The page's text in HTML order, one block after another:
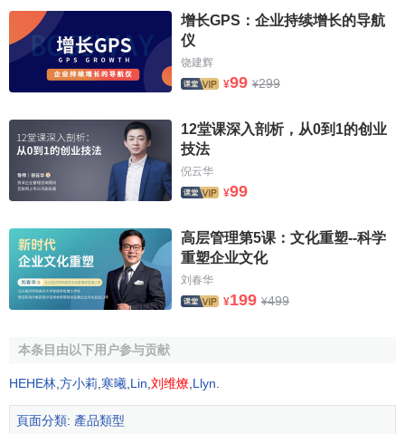
足人的生理需求和生產需要的，是一種最基本的 需求 。社會
生產力越低下，對物質產品的依賴程度也越高， 需求量 也越
大；人的文化素質越低，也就越看重物質產品或物質財富。
[3]
就文化產品而言，主要有物質產品和非物質產品兩大
類。物質產品一般體現在實物上，其特征是可移動、可
的，是消費與製作相分離的。非物質產品一般體現在製作者
果從製作過程來分類，則可分為藝術品、工藝品和工業品。
藝術品是個性化的：指那些不可複製的、單一的、唯一
的、純粹的、稀缺的產品。如戲劇、書畫作品等。它的製作
工藝品是手工化的：指那些主要以手工製作的、產品標
準寬泛、可以複製的產品。如旅游歌舞、雕塑、工藝美術作
品等。它的製作者可以是藝術家工藝師、匠人。
增长GPS：企业持续增长的导航
仪
饶建辉
¥99 ¥299
12堂课深入剖析，从0到1的创业
技法
倪云华
¥99
高层管理第5课：文化重塑--科学
重塑企业文化
刘春华
¥199 ¥499
本条目由以下用户参与贡献
HEHE林 方小莉 寒曦 Lin 刘维燎 Llyn
頁面分類: 產品類型